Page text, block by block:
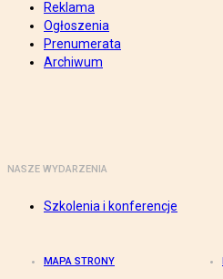
Reklama
Ogłoszenia
Prenumerata
Archiwum
NASZE WYDARZENIA
Szkolenia i konferencje
MAPA STRONY